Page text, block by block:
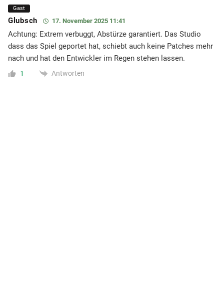
Gast
Glubsch 17. November 2025 11:41
Achtung: Extrem verbuggt, Abstürze garantiert. Das Studio
dass das Spiel geportet hat, schiebt auch keine Patches mehr
nach und hat den Entwickler im Regen stehen lassen.
1 Antworten